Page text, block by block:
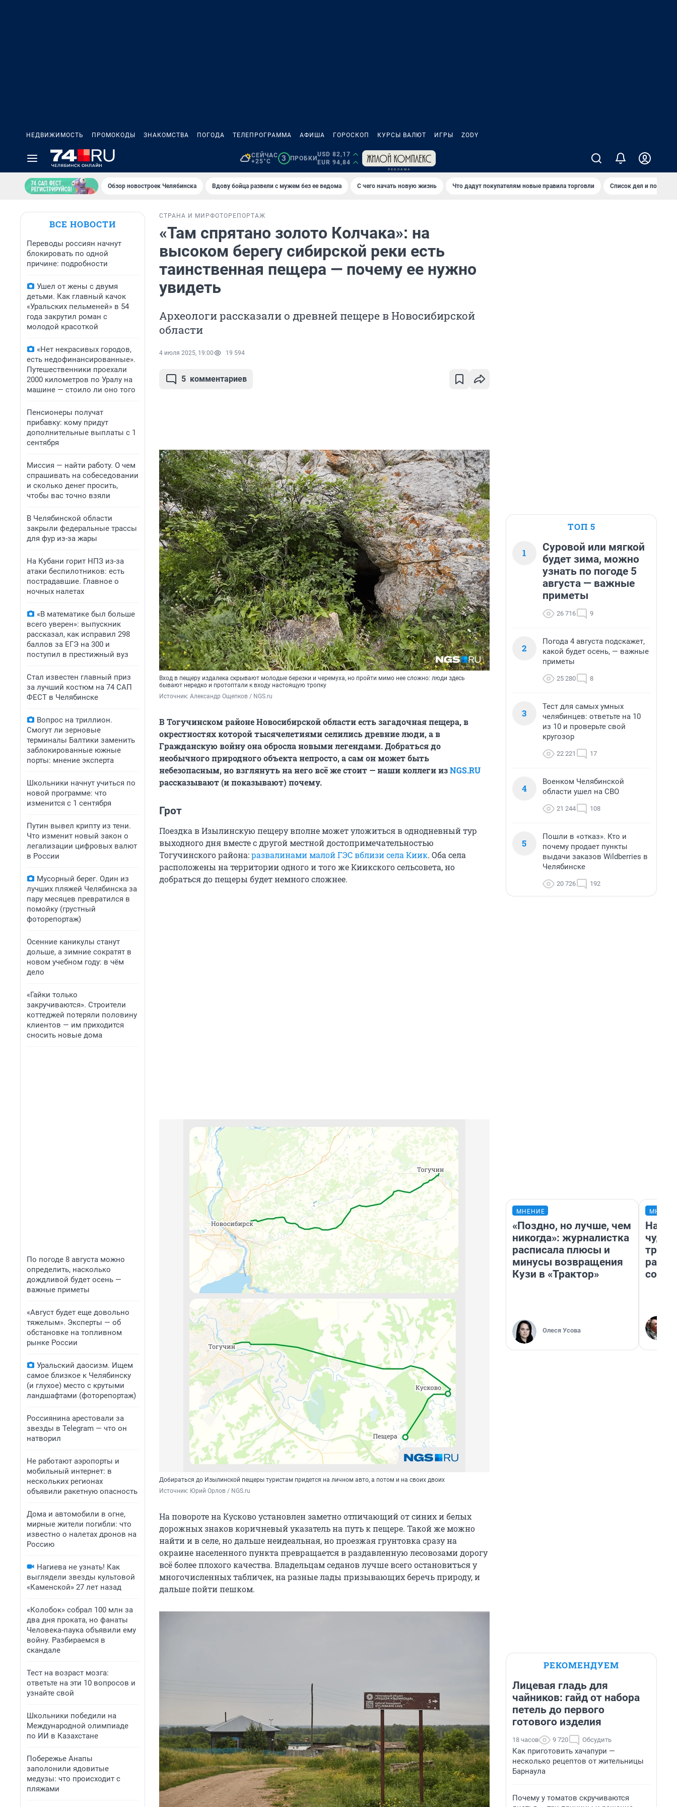
НЕДВИЖИМОСТЬ ПРОМОКОДЫ ЗНАКОМСТВА ПОГОДА ТЕЛЕПРОГРАММА АФИША ГОРОСКОП КУРСЫ ВАЛЮТ ИГРЫ ZODY
СЕЙЧАС
+25°C
3 ПРОБКИ
USD 82,17
EUR 94,84
Обзор новостроек Челябинска Вдову бойца развели с мужем без ее ведома С чего начать новую жизнь Что дадут покупателям новые правила торговли Список дел и покупок
ВСЕ НОВОСТИ
Переводы россиян начнут
блокировать по одной
причине: подробности
Ушел от жены с двумя
детьми. Как главный качок
«Уральских пельменей» в 54
года закрутил роман с
молодой красоткой
«Нет некрасивых городов,
есть недофинансированные».
Путешественники проехали
2000 километров по Уралу на
машине — стоило ли оно того
Пенсионеры получат
прибавку: кому придут
дополнительные выплаты с 1
сентября
Миссия — найти работу. О чем
спрашивать на собеседовании
и сколько денег просить,
чтобы вас точно взяли
В Челябинской области
закрыли федеральные трассы
для фур из-за жары
На Кубани горит НПЗ из-за
атаки беспилотников: есть
пострадавшие. Главное о
ночных налетах
«В математике был больше
всего уверен»: выпускник
рассказал, как исправил 298
баллов за ЕГЭ на 300 и
поступил в престижный вуз
Стал известен главный приз
за лучший костюм на 74 САП
ФЕСТ в Челябинске
Вопрос на триллион.
Смогут ли зерновые
терминалы Балтики заменить
заблокированные южные
порты: мнение эксперта
Школьники начнут учиться по
новой программе: что
изменится с 1 сентября
Путин вывел крипту из тени.
Что изменит новый закон о
легализации цифровых валют
в России
Мусорный берег. Один из
лучших пляжей Челябинска за
пару месяцев превратился в
помойку (грустный
фоторепортаж)
Осенние каникулы станут
дольше, а зимние сократят в
новом учебном году: в чём
дело
«Гайки только
закручиваются». Строители
коттеджей потеряли половину
клиентов — им приходится
сносить новые дома
По погоде 8 августа можно
определить, насколько
дождливой будет осень —
важные приметы
«Август будет еще довольно
тяжелым». Эксперты — об
обстановке на топливном
рынке России
Уральский даосизм. Ищем
самое близкое к Челябинску
(и глухое) место с крутыми
ландшафтами (фоторепортаж)
Россиянина арестовали за
звезды в Telegram — что он
натворил
Не работают аэропорты и
мобильный интернет: в
нескольких регионах
объявили ракетную опасность
Дома и автомобили в огне,
мирные жители погибли: что
известно о налетах дронов на
Россию
Нагиева не узнать! Как
выглядели звезды культовой
«Каменской» 27 лет назад
«Колобок» собрал 100 млн за
два дня проката, но фанаты
Человека-паука объявили ему
войну. Разбираемся в
скандале
Тест на возраст мозга:
ответьте на эти 10 вопросов и
узнайте свой
Школьники победили на
Международной олимпиаде
по ИИ в Казахстане
Побережье Анапы
заполонили ядовитые
медузы: что происходит с
пляжами
СТРАНА И МИРФОТОРЕПОРТАЖ
«Там спрятано золото Колчака»: на
высоком берегу сибирской реки есть
таинственная пещера — почему ее нужно
увидеть
Археологи рассказали о древней пещере в Новосибирской
области
4 июля 2025, 19:00 19 594
5 комментариев
Вход в пещеру издалека скрывают молодые березки и черемуха, но пройти мимо нее сложно: люди здесь
бывают нередко и протоптали к входу настоящую тропку
Источник: Александр Ощепков / NGS.ru
В Тогучинском районе Новосибирской области есть загадочная пещера, в
окрестностях которой тысячелетиями селились древние люди, а в
Гражданскую войну она обросла новыми легендами. Добраться до
необычного природного объекта непросто, а сам он может быть
небезопасным, но взглянуть на него всё же стоит — наши коллеги изNGS.RU
рассказывают (и показывают) почему.
Грот
Поездка в Изылинскую пещеру вполне может уложиться в однодневный тур
выходного дня вместе с другой местной достопримечательностью
Тогучинского района:развалинами малой ГЭС вблизи села Киик. Оба села
расположены на территории одного и того же Киикского сельсовета, но
добраться до пещеры будет немного сложнее.
Добираться до Изылинской пещеры туристам придется на личном авто, а потом и на своих двоих
Источник: Юрий Орлов / NGS.ru
На повороте на Кусково установлен заметно отличающий от синих и белых
дорожных знаков коричневый указатель на путь к пещере. Такой же можно
найти и в селе, но дальше неидеальная, но проезжая грунтовка сразу на
окраине населенного пункта превращается в раздавленную лесовозами дорогу
всё более плохого качества. Владельцам седанов лучше всего остановиться у
многочисленных табличек, на разные лады призывающих беречь природу, и
дальше пойти пешком.
ТОП 5
1
Суровой или мягкой
будет зима, можно
узнать по погоде 5
августа — важные
приметы
26 716 9
2
Погода 4 августа подскажет,
какой будет осень, — важные
приметы
25 280 8
3
Тест для самых умных
челябинцев: ответьте на 10
из 10 и проверьте свой
кругозор
22 221 17
4
Военком Челябинской
области ушел на СВО
21 244 108
5
Пошли в «отказ». Кто и
почему продает пункты
выдачи заказов Wildberries в
Челябинске
20 726 192
МНЕНИЕ
«Поздно, но лучше, чем
никогда»: журналистка
расписала плюсы и
минусы возвращения
Кузи в «Трактор»
Олеся Усова
РЕКОМЕНДУЕМ
Лицевая гладь для
чайников: гайд от набора
петель до первого
готового изделия
18 часов 9 720 Обсудить
Как приготовить хачапури —
несколько рецептов от жительницы
Барнаула
Почему у томатов скручиваются